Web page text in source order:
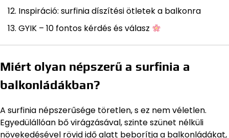
Inspiráció: surfinia díszítési ötletek a balkonra
GYIK – 10 fontos kérdés és válasz
Miért olyan népszerű a surfinia a
balkonládákban?
A surfinia népszerűsége töretlen, s ez nem véletlen.
Egyedülállóan bő virágzásával, szinte szünet nélküli
növekedésével rövid idő alatt beborítja a balkonládákat,